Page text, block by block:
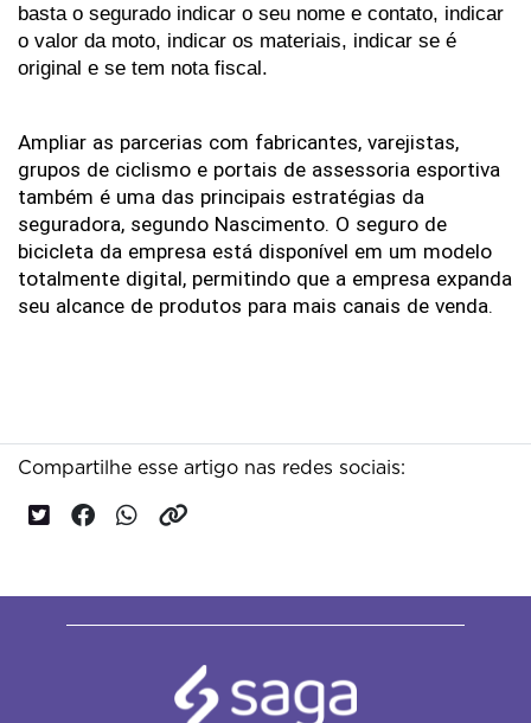
basta o segurado indicar o seu nome e contato, indicar
o valor da moto, indicar os materiais, indicar se é
original e se tem nota fiscal.
Ampliar as parcerias com fabricantes, varejistas,
grupos de ciclismo e portais de assessoria esportiva
também é uma das principais estratégias da
seguradora, segundo Nascimento. O seguro de
bicicleta da empresa está disponível em um modelo
totalmente digital, permitindo que a empresa expanda
seu alcance de produtos para mais canais de venda.
Compartilhe esse artigo nas redes sociais: